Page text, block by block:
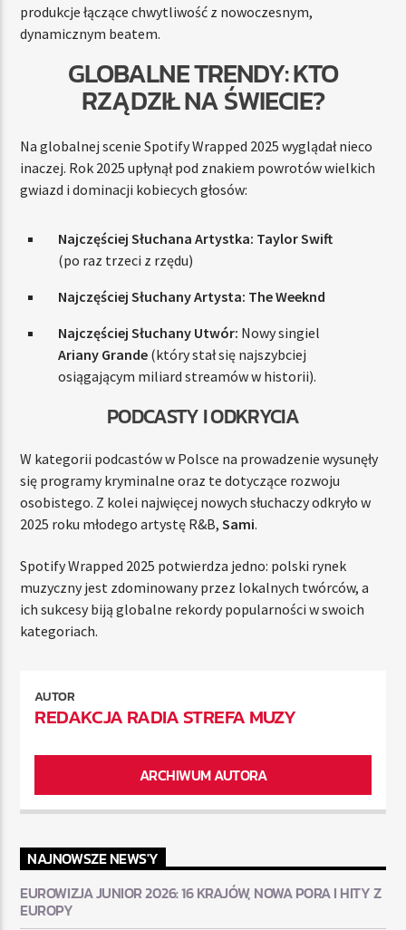
produkcje łączące chwytliwość z nowoczesnym,
dynamicznym beatem.
GLOBALNE TRENDY: KTO
RZĄDZIŁ NA ŚWIECIE?
Na globalnej scenie Spotify Wrapped 2025 wyglądał nieco
inaczej. Rok 2025 upłynął pod znakiem powrotów wielkich
gwiazd i dominacji kobiecych głosów:
Najczęściej Słuchana Artystka: Taylor Swift
(po raz trzeci z rzędu)
Najczęściej Słuchany Artysta: The Weeknd
Najczęściej Słuchany Utwór: Nowy singiel
Ariany Grande (który stał się najszybciej
osiągającym miliard streamów w historii).
PODCASTY I ODKRYCIA
W kategorii podcastów w Polsce na prowadzenie wysunęły
się programy kryminalne oraz te dotyczące rozwoju
osobistego. Z kolei najwięcej nowych słuchaczy odkryło w
2025 roku młodego artystę R&B,Sami.
Spotify Wrapped 2025 potwierdza jedno: polski rynek
muzyczny jest zdominowany przez lokalnych twórców, a
ich sukcesy biją globalne rekordy popularności w swoich
kategoriach.
AUTOR
REDAKCJA RADIA STREFA MUZY
ARCHIWUM AUTORA
NAJNOWSZE NEWS'Y
EUROWIZJA JUNIOR 2026: 16 KRAJÓW, NOWA PORA I HITY Z
EUROPY